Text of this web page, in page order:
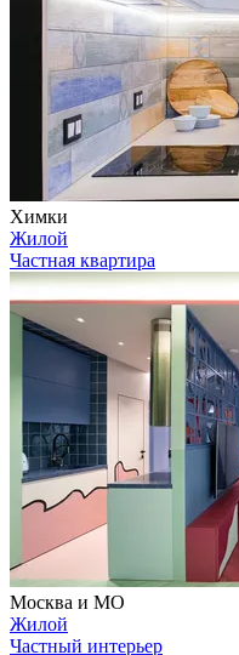
Химки
Жилой
Частная квартира
Москва и МО
Жилой
Частный интерьер